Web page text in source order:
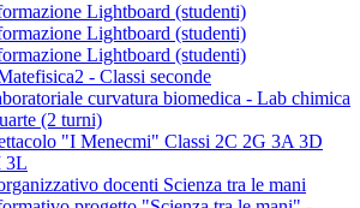
Lightboard (studenti)
Lightboard (studenti)
Lightboard (studenti)
- Classi seconde
curvatura biomedica - Lab chimica
(2 turni)
"I Menecmi" Classi 2C 2G 3A 3D
3L
docenti Scienza tra le mani